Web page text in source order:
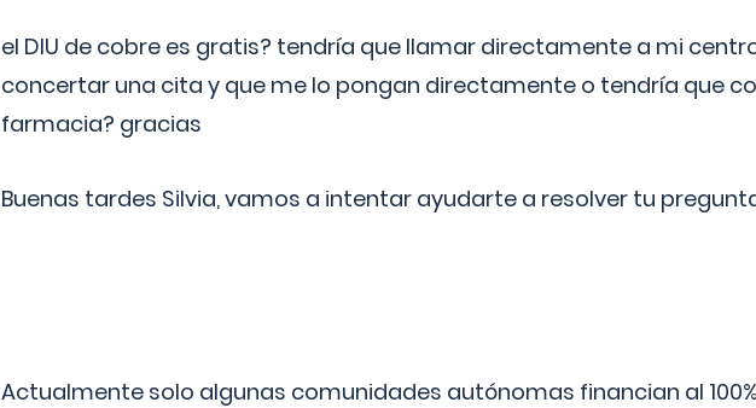
el DIU de cobre es gratis? tendría que llamar directamente a mi
concertar una cita y que me lo pongan directamente o tendría que
farmacia? gracias
Buenas tardes Silvia, vamos a intentar ayudarte a resolver tu
Actualmente solo algunas comunidades autónomas financian al